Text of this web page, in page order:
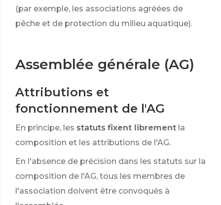
(par exemple, les associations agréées de
pêche et de protection du milieu aquatique).
Assemblée générale (AG)
Attributions et
fonctionnement de l'AG
En principe, les statuts fixent librement la
composition et les attributions de l'AG.
En l'absence de précision dans les statuts sur la
composition de l'AG, tous les membres de
l'association doivent être convoqués à